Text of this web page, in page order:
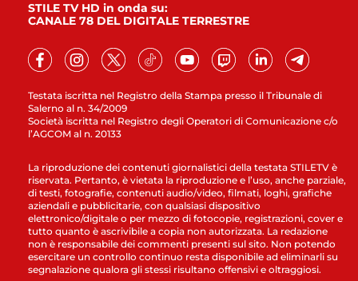
Testata iscritta nel Registro della Stampa presso il Tribunale di
Salerno al n. 34/2009
Società iscritta nel Registro degli Operatori di Comunicazione c/o
l’AGCOM al n. 20133
STILE TV HD in onda su:
CANALE 78 DEL DIGITALE TERRESTRE
La riproduzione dei contenuti giornalistici della testata STILETV è
riservata. Pertanto, è vietata la riproduzione e l’uso, anche parziale,
di testi, fotografie, contenuti audio/video, filmati, loghi, grafiche
aziendali e pubblicitarie, con qualsiasi dispositivo
elettronico/digitale o per mezzo di fotocopie, registrazioni, cover e
tutto quanto è ascrivibile a copia non autorizzata. La redazione
non è responsabile dei commenti presenti sul sito. Non potendo
esercitare un controllo continuo resta disponibile ad eliminarli su
segnalazione qualora gli stessi risultano offensivi e oltraggiosi.